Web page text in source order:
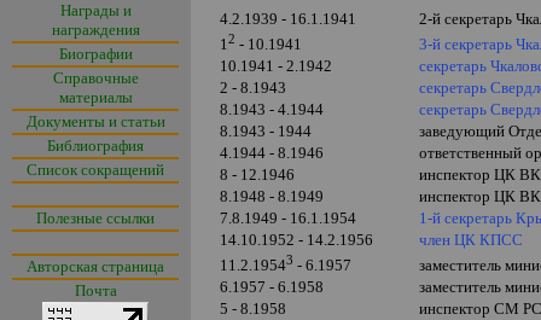
Награды и
награждения
Биографии
Справочные
материалы
Документы и статьи
Библиография
Список сокращений
Полезные ссылки
Авторская страница
Почта
4.2.1939 - 16.1.1941
2-й секретарь
12 - 10.1941
3-й секретарь
10.1941 - 2.1942
секретарь
2 - 8.1943
секретарь
8.1943 - 4.1944
секретарь
8.1943 - 1944
заведующий
4.1944 - 8.1946
ответственный
8 - 12.1946
инспектор ЦК
8.1948 - 8.1949
инспектор ЦК
7.8.1949 - 16.1.1954
1-й секретарь
14.10.1952 - 14.2.1956
член ЦК КПСС
11.2.19543 - 6.1957
заместитель
6.1957 - 6.1958
заместитель
5 - 8.1958
инспектор СМ